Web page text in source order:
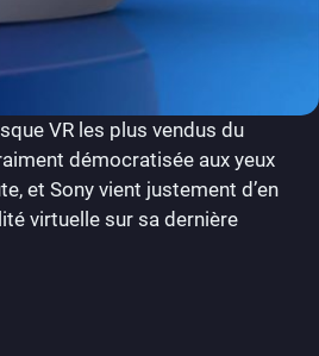
VR les plus vendus du
démocratisée aux yeux
et Sony vient justement d’en
virtuelle sur sa dernière